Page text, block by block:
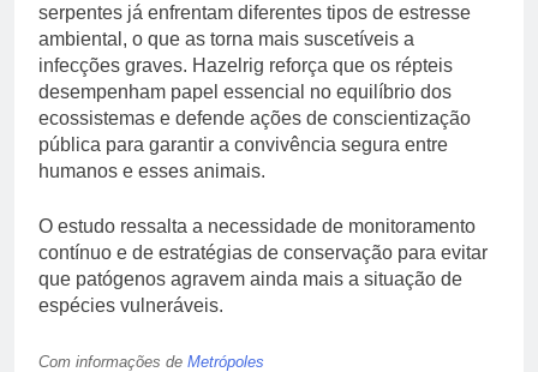
serpentes já enfrentam diferentes tipos de estresse
ambiental, o que as torna mais suscetíveis a
infecções graves. Hazelrig reforça que os répteis
desempenham papel essencial no equilíbrio dos
ecossistemas e defende ações de conscientização
pública para garantir a convivência segura entre
humanos e esses animais.
O estudo ressalta a necessidade de monitoramento
contínuo e de estratégias de conservação para evitar
que patógenos agravem ainda mais a situação de
espécies vulneráveis.
Com informações de Metrópoles